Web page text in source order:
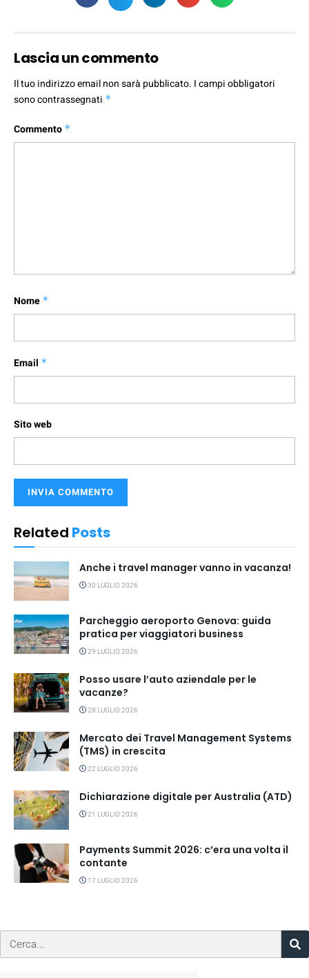
Lascia un commento
Il tuo indirizzo email non sarà pubblicato. I campi obbligatori
sono contrassegnati *
Commento *
Nome *
Email *
Sito web
Related Posts
Anche i travel manager vanno in vacanza!
30 LUGLIO 2026
Parcheggio aeroporto Genova: guida
pratica per viaggiatori business
29 LUGLIO 2026
Posso usare l’auto aziendale per le
vacanze?
28 LUGLIO 2026
Mercato dei Travel Management Systems
(TMS) in crescita
22 LUGLIO 2026
Dichiarazione digitale per Australia (ATD)
21 LUGLIO 2026
Payments Summit 2026: c’era una volta il
contante
17 LUGLIO 2026